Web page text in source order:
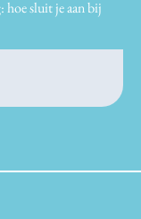
hoe sluit je aan bij